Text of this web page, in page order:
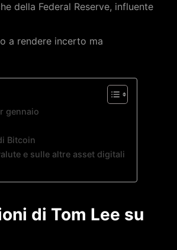
della Federal Reserve, influente
a rendere incerto ma
gennaio
Bitcoin
e sulle altre asset digitali
di Tom Lee su